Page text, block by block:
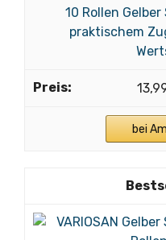
10 Rollen
praktischem
bei